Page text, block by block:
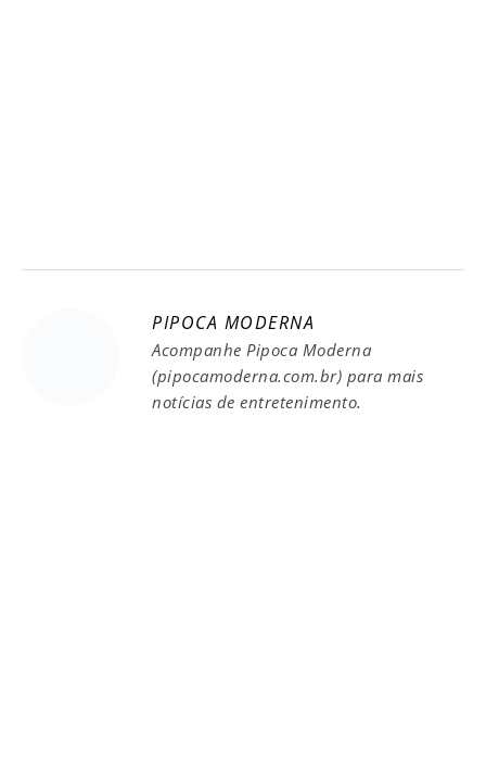
PIPOCA MODERNA
Acompanhe Pipoca Moderna
(pipocamoderna.com.br) para mais
notícias de entretenimento.